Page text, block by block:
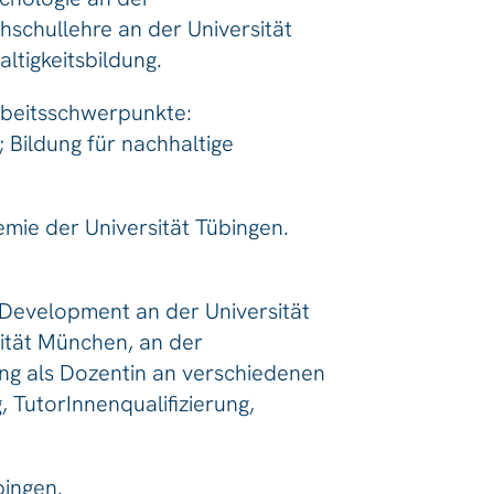
an der Universität
Bildung für nachhaltige
der Universität Tübingen.
an der Universität
München, an der
als Dozentin an verschiedenen
TutorInnenqualifizierung,